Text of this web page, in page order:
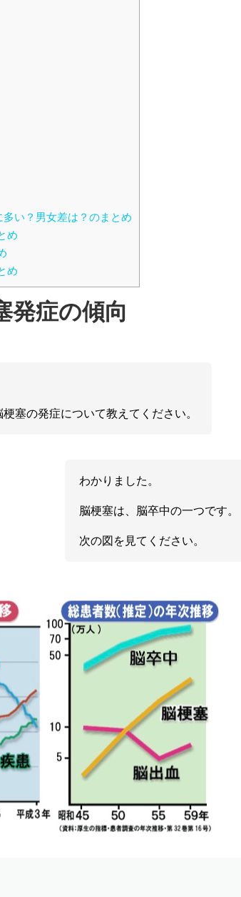
い？男女差は？のまとめ
め
め
発症の傾向
塞の発症について教えてください。
わかりました。
脳梗塞は、脳卒中の一つです。
次の図を見てください。